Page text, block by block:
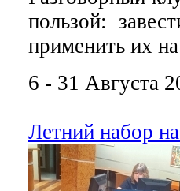
пользой:
применить их
6 - 31 Августа
Летний набор